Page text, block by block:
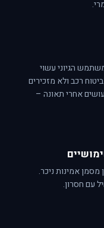
הגיוני עשוי
רכב ולא מזכירים
אחרי תאונה –
אמינות ניכר.
עם חסרון.